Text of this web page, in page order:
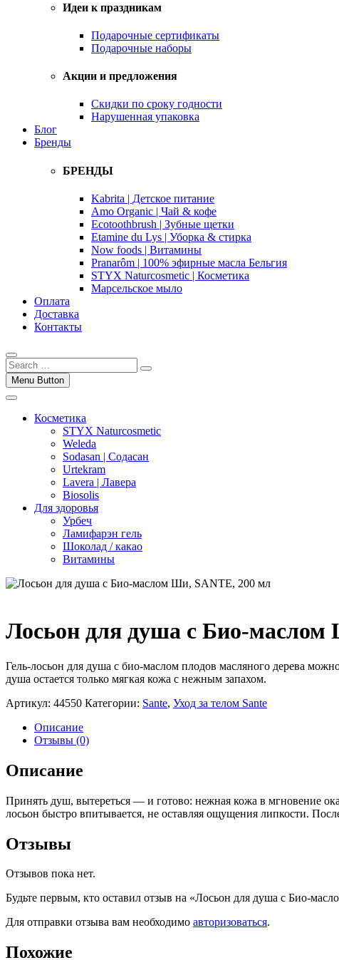
Идеи к праздникам
Подарочные сертификаты
Подарочные наборы
Акции и предложения
Скидки по сроку годности
Нарушенная упаковка
Блог
Бренды
БРЕНДЫ
Kabrita | Детское питание
Amo Organic | Чай & кофе
Ecotoothbrush | Зубные щетки
Etamine du Lys | Уборка & стирка
Now foods | Витамины
Pranarôm | 100% эфирные масла Бельгия
STYX Naturcosmetic | Косметика
Марсельское мыло
Оплата
Доставка
Контакты
Menu Button
Косметика
STYX Naturcosmetic
Weleda
Sodasan | Содасан
Urtekram
Lavera | Лавера
Biosolis
Для здоровья
Урбеч
Ламифарэн гель
Шоколад / какао
Витамины
Лосьон для душа с Био-
Гель-лосьон для душа с био-маслом плодов масляного дерева
душа остается только мягкая кожа с нежным запахом.
Артикул: 44550 Категории: Sante, Уход за телом Sante
Описание
Отзывы (0)
Описание
Принять душ, вытереться — и готово: нежная кожа в мгновение
лосьон быстро впитывается, не оставляя ощущения липкости.
Отзывы
Отзывов пока нет.
Будьте первым, кто оставил отзыв на «Лосьон для душа с Био-
Для отправки отзыва вам необходимо авторизоваться.
Похожие